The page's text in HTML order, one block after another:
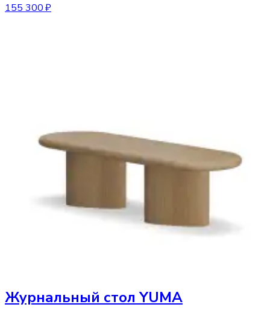
155 300 ₽
Журнальный стол YUMA